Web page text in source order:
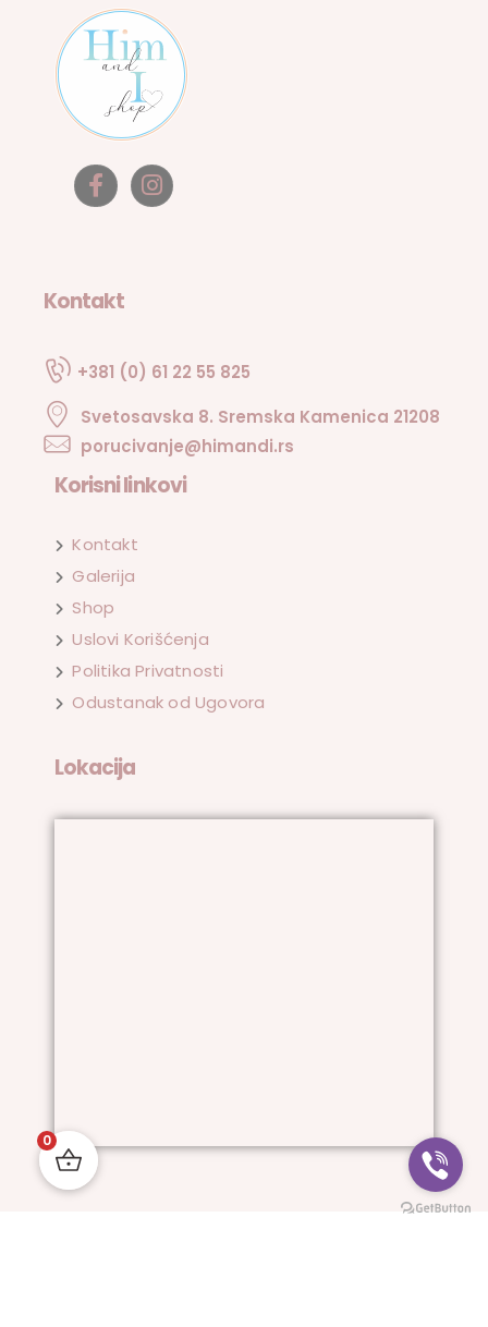
Kontakt
+381 (0) 61 22 55 825
Svetosavska 8. Sremska Kamenica 21208
porucivanje@himandi.rs
Korisni linkovi
Kontakt
Galerija
Shop
Uslovi Korišćenja
Politika Privatnosti
Odustanak od Ugovora
Lokacija
0